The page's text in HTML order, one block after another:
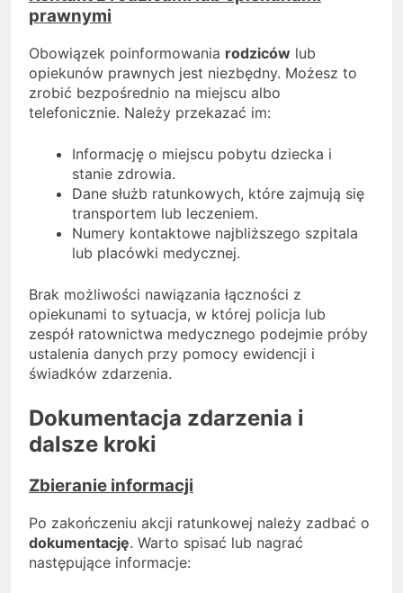
prawnymi
Obowiązek poinformowania rodziców lub
opiekunów prawnych jest niezbędny. Możesz to
zrobić bezpośrednio na miejscu albo
telefonicznie. Należy przekazać im:
Informację o miejscu pobytu dziecka i
stanie zdrowia.
Dane służb ratunkowych, które zajmują się
transportem lub leczeniem.
Numery kontaktowe najbliższego szpitala
lub placówki medycznej.
Brak możliwości nawiązania łączności z
opiekunami to sytuacja, w której policja lub
zespół ratownictwa medycznego podejmie próby
ustalenia danych przy pomocy ewidencji i
świadków zdarzenia.
Dokumentacja zdarzenia i
dalsze kroki
Zbieranie informacji
Po zakończeniu akcji ratunkowej należy zadbać o
dokumentację. Warto spisać lub nagrać
następujące informacje: